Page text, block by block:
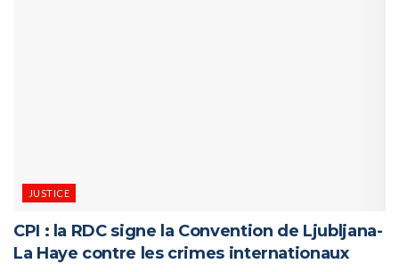
JUSTICE
CPI : la RDC signe la Convention de Ljubljana-
La Haye contre les crimes internationaux